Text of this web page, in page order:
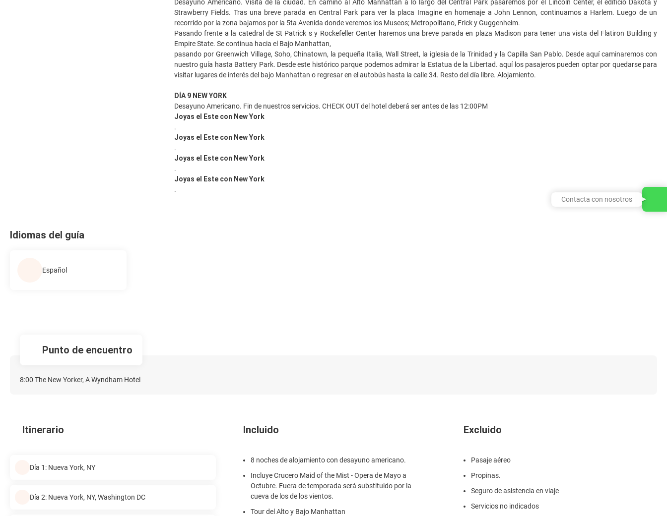
Desayuno Americano. Visita de la ciudad. En camino al Alto Manhattan a lo largo del Central Park pasaremos por el Lincoln Center, el edificio Dakota y
Strawberry Fields. Tras una breve parada en Central Park para ver la placa Imagine en homenaje a John Lennon, continuamos a Harlem. Luego de un
recorrido por la zona bajamos por la 5ta Avenida donde veremos los Museos; Metropolitano, Frick y Guggenheim.
Pasando frente a la catedral de St Patrick s y Rockefeller Center haremos una breve parada en plaza Madison para tener una vista del Flatiron Building y
Empire State. Se continua hacia el Bajo Manhattan,
pasando por Greenwich Village, Soho, Chinatown, la pequeña Italia, Wall Street, la iglesia de la Trinidad y la Capilla San Pablo. Desde aquí caminaremos con
nuestro guía hasta Battery Park. Desde este histórico parque podemos admirar la Estatua de la Libertad. aquí los pasajeros pueden optar por quedarse para
visitar lugares de interés del bajo Manhattan o regresar en el autobús hasta la calle 34. Resto del día libre. Alojamiento.
DÍA 9 NEW YORK
Desayuno Americano. Fin de nuestros servicios. CHECK OUT del hotel deberá ser antes de las 12:00PM
Joyas el Este con New York
.
Joyas el Este con New York
.
Joyas el Este con New York
.
Joyas el Este con New York
.
Idiomas del guía
Español
Punto de encuentro
8:00 The New Yorker, A Wyndham Hotel
Itinerario
Día 1: Nueva York, NY
Día 2: Nueva York, NY, Washington DC
Incluido
8 noches de alojamiento con desayuno americano.
Incluye Crucero Maid of the Mist - Opera de Mayo a
Octubre. Fuera de temporada será substituido por la
cueva de los de los vientos.
Tour del Alto y Bajo Manhattan
Excluido
Pasaje aéreo
Propinas.
Seguro de asistencia en viaje
Servicios no indicados
Contacta con nosotros